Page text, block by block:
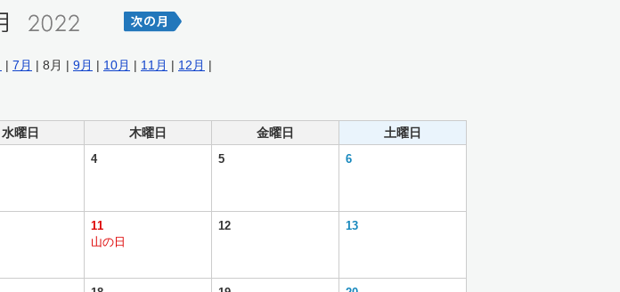
| 7月 | 8月 | 9月 | 10月 | 11月 | 12月 |
水曜日 木曜日 金曜日 土曜日
4 5 6
11
山の日
12 13